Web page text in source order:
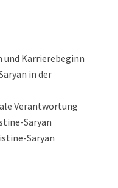
und Karrierebeginn
in der
Verantwortung
Saryan
Saryan